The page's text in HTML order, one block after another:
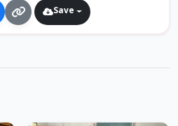
Save